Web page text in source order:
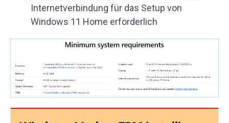
Internetverbindung für das Setup von
Windows 11 Home erforderlich